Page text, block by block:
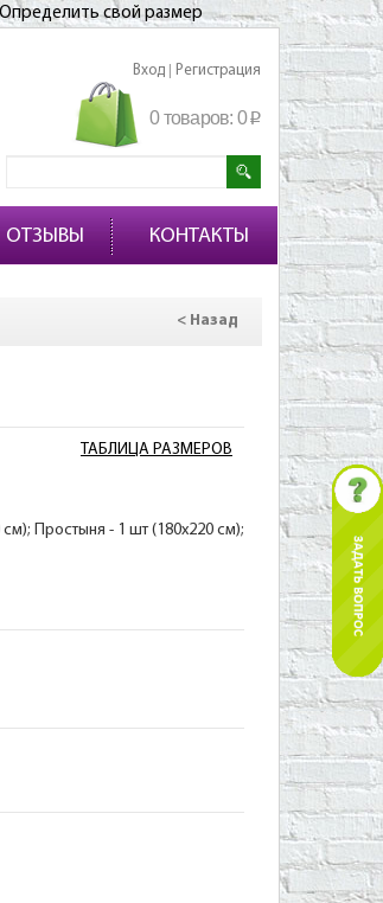
свой размер
Вход Регистрация
0 товаров: 0p
ОТЗЫВЫ КОНТАКТЫ
< Назад
ТАБЛИЦА РАЗМЕРОВ
Простыня - 1 шт (180х220 см);